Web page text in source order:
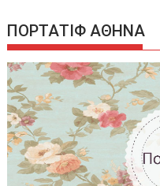
ΠΟΡΤΑΤΙΦ ΑΘΗΝΑ